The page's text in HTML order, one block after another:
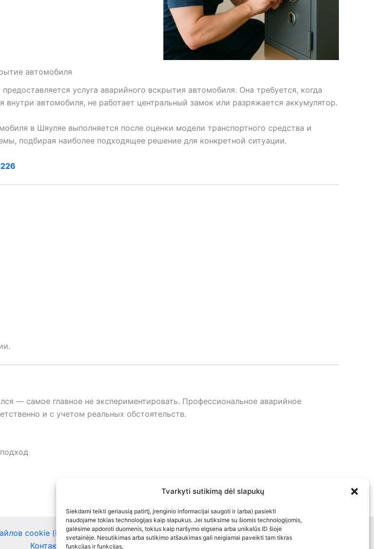
Tvarkyti sutikimą dėl slapukų
Siekdami teikti geriausią patirtį, įrenginio informacijai saugoti ir (arba) pasiekti
naudojame tokias technologijas kaip slapukus. Jei sutiksime su šiomis technologijomis,
galėsime apdoroti duomenis, tokius kaip naršymo elgsena arba unikalūs ID šioje
svetainėje. Nesutikimas arba sutikimo atšaukimas gali neigiamai paveikti tam tikras
funkcijas ir funkcijas.
автомобиля
услуга аварийного вскрытия автомобиля. Она требуется, когда
внутри автомобиля, не работает центральный замок или разряжается аккумулятор.
в Шяуляе выполняется после оценки модели транспортного средства и
подбирая наиболее подходящее решение для конкретной ситуации.
— самое главное не экспериментировать. Профессиональное аварийное
и с учетом реальных обстоятельств.
cookie (ЕС) Ограничение ответственности
Общая контактная информация
Контакты